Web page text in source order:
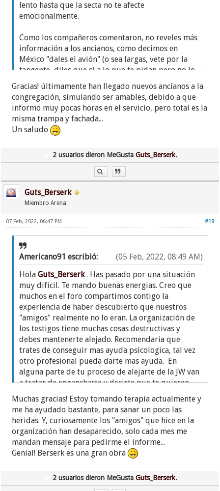
lento hasta que la secta no te afecte
emocionalmente.
Como los compañeros comentaron, no reveles más
información a los ancianos, como decimos en
México "dales el avión" (o sea largas, vete por la
tangente, diles que sí a lo que te pidan pero no lo
hagas). Los ancianos son robots al servicio de la
secta, y no les interesa tu bienestar, por eso te
trataron de esa forma humillante.
Supérate, independízate en cuanto puedas y la
salida será más fácil. Mira... por experiencia
dejen de hablar, es una de las armas mas fuertes
que tiene la secta para tenernos atados, pero
cuando ellos son adultos mayores no tienen más
remedio que acudir a tí, y olvidan esa regla
absurda de la secta.
Esperamos seguirte leyendo.
Un abrazo
Gracias! últimamente han llegado nuevos ancianos a la
congregación, simulando ser amables, debido a que
informo muy pocas horas en el servicio, pero total es la
misma trampa y fachada...
Un saludo
2 usuarios dieron MeGusta Guts_Berserk.
Guts_Berserk
Miembro Arena
#19
07 Feb, 2022, 06:47 PM
(05 Feb, 2022, 08:49 AM)
Americano91 escribió:
HolaGuts_Berserk. Has pasado por una situación
muy dificil. Te mando buenas energias. Creo que
muchos en el foro compartimos contigo la
experiencia de haber descubierto que nuestros
"amigos" realmente no lo eran. La organización de
los testigos tiene muchas cosas destructivas y
debes mantenerte alejado. Recomendaria que
trates de conseguir mas ayuda psicologica, tal vez
otro profesional pueda darte mas ayuda. En
alguna parte de tu proceso de alejarte de la JW van
a tratar de engancharte y decirte que te quieren,
PD. Guts es uno de mis personajes favoritos de
anime.
Muchas gracias! Estoy tomando terapia actualmente y
me ha ayudado bastante, para sanar un poco las
heridas. Y, curiosamente los "amigos" que hice en la
organización han desaparecido, solo cada mes me
mandan mensaje para pedirme el informe...
Genial! Berserk es una gran obra
2 usuarios dieron MeGusta Guts_Berserk.